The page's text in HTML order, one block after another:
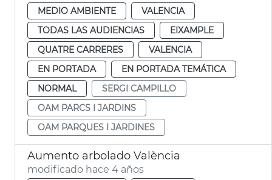
MEDIO AMBIENTE
VALENCIA
TODAS LAS AUDIENCIAS
EIXAMPLE
QUATRE CARRERES
VALENCIA
EN PORTADA
EN PORTADA TEMÁTICA
NORMAL
SERGI CAMPILLO
OAM PARCS I JARDINS
OAM PARQUES I JARDINES
Aumento arbolado València
modificado hace 4 años